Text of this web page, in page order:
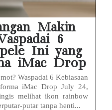
Makin
6
Ini yang
iMac Drop
Waspadai 6 Kebiasaan
iMac Drop July 24,
melihat ikon rainbow
putar tanpa henti...